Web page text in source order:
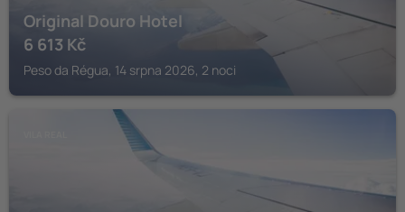
Original Douro Hotel
6 613 Kč
Peso da Régua, 14 srpna 2026, 2 noci